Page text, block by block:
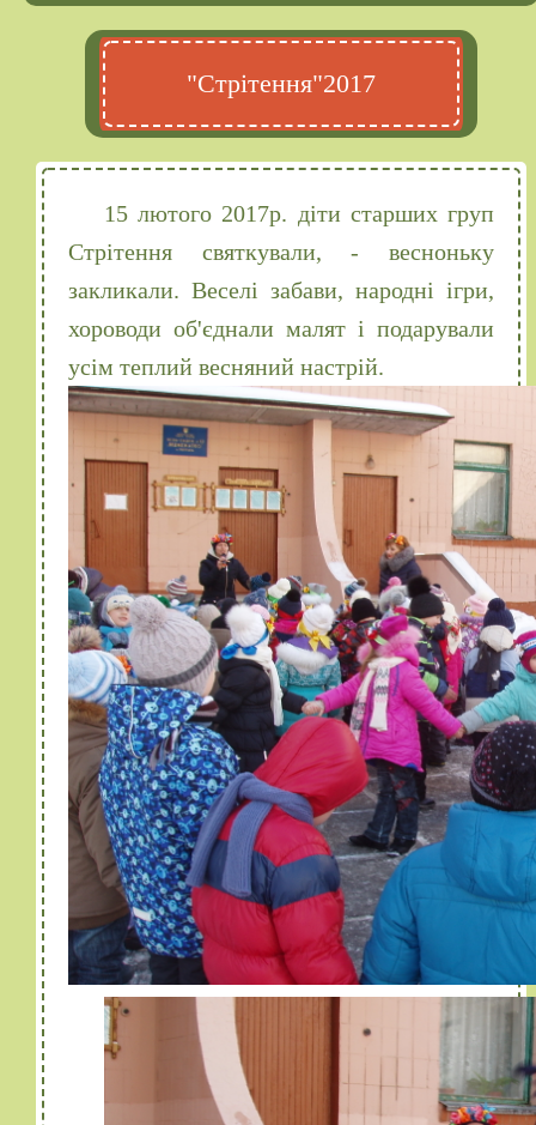
"Стрітення"2017
15 лютого 2017р. діти старших груп
Стрітення святкували, - весноньку
закликали. Веселі забави, народні ігри,
хороводи об'єднали малят і подарували
усім теплий весняний настрій.